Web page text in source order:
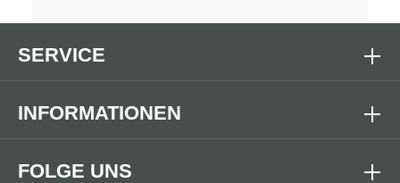
FOLGE UNS
SERVICE
INFORMATIONEN